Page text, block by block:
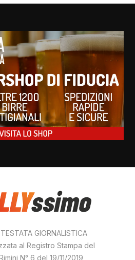
GIORNALISTICA
al Registro Stampa del
N° 6 del 19/11/2019